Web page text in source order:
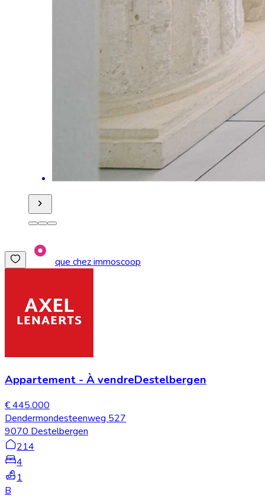
que chez immoscoop
Appartement - À vendreDestelbergen
€ 445.000
Dendermondesteenweg 527
9070 Destelbergen
214
4
1
B